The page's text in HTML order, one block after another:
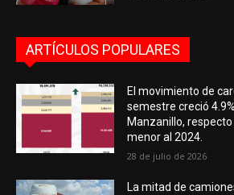
ARTÍCULOS POPULARES
El movimiento de
semestre creció
Manzanillo,
menor al 2024.
28 de julio de 2026
La mitad de